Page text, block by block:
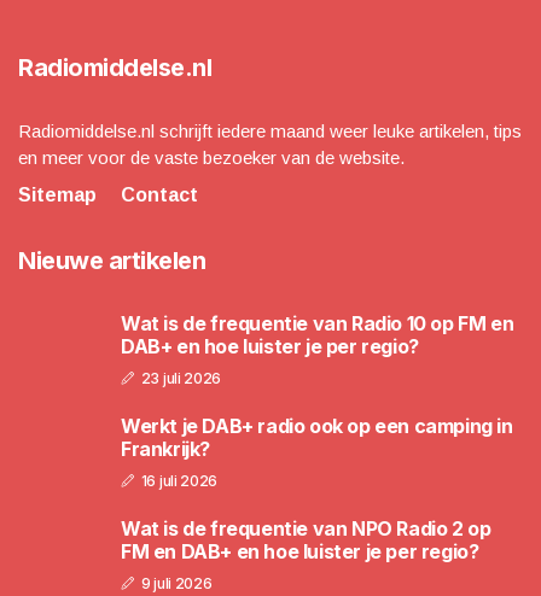
Radiomiddelse.nl
Radiomiddelse.nl schrijft iedere maand weer leuke artikelen, tips
en meer voor de vaste bezoeker van de website.
Sitemap
Contact
Nieuwe artikelen
Wat is de frequentie van Radio 10 op FM en
DAB+ en hoe luister je per regio?
23 juli 2026
Werkt je DAB+ radio ook op een camping in
Frankrijk?
16 juli 2026
Wat is de frequentie van NPO Radio 2 op
FM en DAB+ en hoe luister je per regio?
9 juli 2026